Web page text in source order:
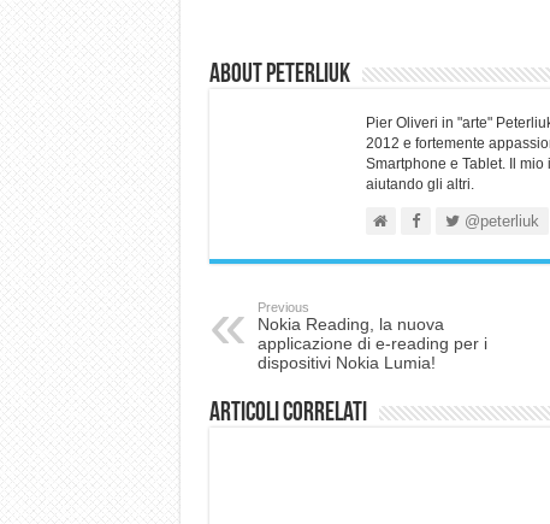
About Peterliuk
Pier Oliveri in "arte"
2012 e fortemente
Smartphone e Tablet. Il
aiutando gli altri.
@peterliuk
Previous
Nokia Reading, la nuova
applicazione di e-reading per i
dispositivi Nokia Lumia!
Articoli correlati